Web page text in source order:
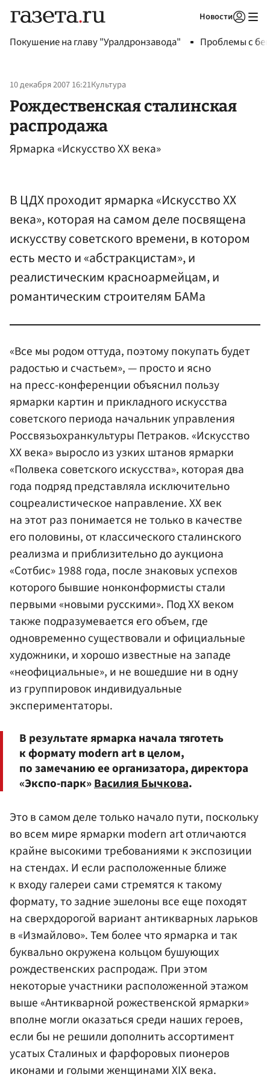
Новости
Покушение на главу "Уралдронзавода" Проблемы с
10 декабря 2007 16:21Культура
Рождественская сталинская
распродажа
Ярмарка «Искусство ХХ века»
В ЦДХ проходит ярмарка «Искусство ХХ
века», которая на самом деле посвящена
искусству советского времени, в котором
есть место и «абстракцистам», и
реалистическим красноармейцам, и
романтическим строителям БАМа
«Все мы родом оттуда, поэтому покупать будет
радостью и счастьем», — просто и ясно
на пресс-конференции объяснил пользу
ярмарки картин и прикладного искусства
советского периода начальник управления
Россвязьохранкультуры Петраков. «Искусство
ХХ века» выросло из узких штанов ярмарки
«Полвека советского искусства», которая два
года подряд представляла исключительно
соцреалистическое направление. ХХ век
на этот раз понимается не только в качестве
его половины, от классического сталинского
реализма и приблизительно до аукциона
«Сотбис» 1988 года, после знаковых успехов
которого бывшие нонконформисты стали
первыми «новыми русскими». Под ХХ веком
также подразумевается его объем, где
одновременно существовали и официальные
художники, и хорошо известные на западе
«неофициальные», и не вошедшие ни в одну
из группировок индивидуальные
экспериментаторы.
В результате ярмарка начала тяготеть
к формату modern art в целом,
по замечанию ее организатора, директора
«Экспо-парк»Василия Бычкова.
Это в самом деле только начало пути, поскольку
во всем мире ярмарки modern art отличаются
крайне высокими требованиями к экспозиции
на стендах. И если расположенные ближе
к входу галереи сами стремятся к такому
формату, то задние эшелоны все еще походят
на сверхдорогой вариант антикварных ларьков
в «Измайлово». Тем более что ярмарка и так
буквально окружена кольцом бушующих
рождественских распродаж. При этом
некоторые участники расположенной этажом
выше «Антикварной рожественской ярмарки»
вполне могли оказаться среди наших героев,
если бы не решили дополнить ассортимент
усатых Сталиных и фарфоровых пионеров
иконами и голыми женщинами XIX века.